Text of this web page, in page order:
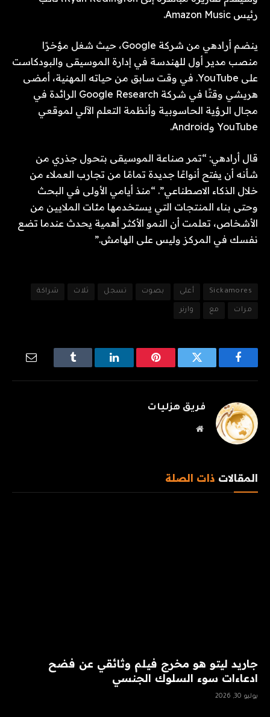
رئيس Amazon Music.
ينضم أرادهي من شركة Google، حيث شغل مؤخرًا
منصب مدير أول للهندسة في إدارة الموسيقى والبودكاست
على YouTube. في وقت سابق من حياته المهنية، أمضى
هريشي وقتًا في شركة Google Research الرائدة في
مجال الرؤية الحاسوبية وأنظمة التعلم الآلي لموقعي
YouTube وAndroid.
قال أرادهي: “تمر صناعة الموسيقى بتحول جذري من
شأنه أن يفتح أنواعًا جديدة تمامًا من تجارب العملاء من
خلال الذكاء الاصطناعي”. “منذ أيامي الأولى في البحث
وحتى بناء المنتجات التي يستخدمها مئات الملايين من
الأشخاص، تعلمت أن النمو الأكثر أهمية يحدث عندما تضع
نفسك في المركز وليس على الهامش.”
Sickamores أعلى بصوت تسجل ثلاث شراكة
مرات مع وارنر
فيسبوك تويتر بينتيريستلينكدإن Tumblr
فريق هزليات
موقع
المقالات ذات الصلة
جاريد ليتو هو مخرج فيلم وثائقي عن فضح
ادعاءات سوء السلوك الجنسي
يوليو 30, 2026